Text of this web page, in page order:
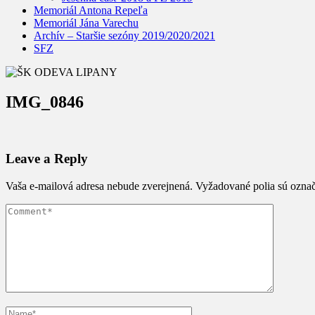
Memoriál Antona Repeľa
Memoriál Jána Varechu
Archív – Staršie sezóny 2019/2020/2021
SFZ
IMG_0846
Leave a Reply
Vaša e-mailová adresa nebude zverejnená. Vyžadované polia sú